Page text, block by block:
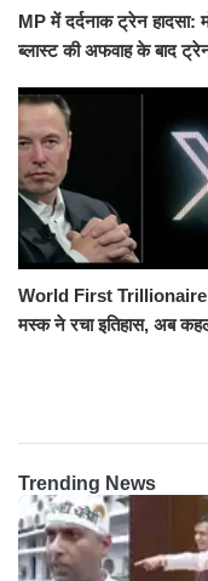
MP में दर्दनाक ट्रेन हादसा:
ब्लास्ट की अफवाह के बाद
रौंदा, 4 की मौत
World First
मस्क ने रचा इतिहास, अब
Trending News